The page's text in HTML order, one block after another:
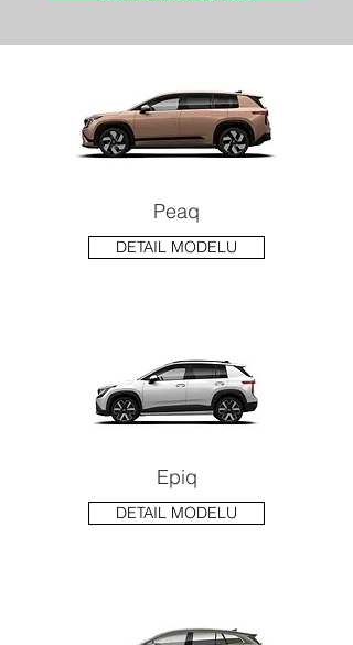
Peaq
DETAIL MODELU
Epiq
DETAIL MODELU